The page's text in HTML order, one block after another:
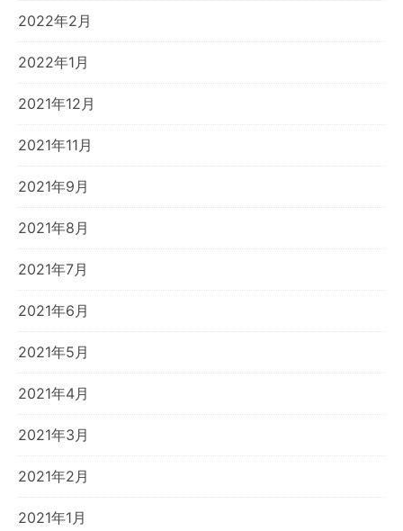
2022年2月
2022年1月
2021年12月
2021年11月
2021年9月
2021年8月
2021年7月
2021年6月
2021年5月
2021年4月
2021年3月
2021年2月
2021年1月